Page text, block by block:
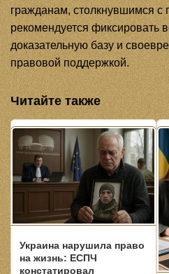
гражданам, столкнувшимся с
рекомендуется фиксировать
доказательную базу и
правовой поддержкой.
Читайте также
Украина нарушила право
на жизнь: ЕСПЧ
констатировал